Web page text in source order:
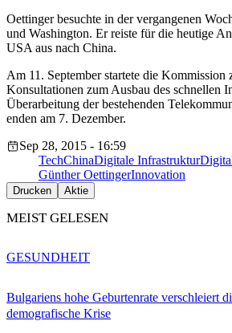
Oettinger besuchte in der vergangenen
und Washington. Er reiste für die heutige
USA aus nach China.
Am 11. September startete die
Konsultationen zum Ausbau des schnellen
Überarbeitung der bestehenden
enden am 7. Dezember.
Sep 28, 2015 - 16:59
TechChinaDigitale Infrastruktur
Günther OettingerInnovation
Drucken Aktie
MEIST GELESEN
Bulgariens hohe Geburtenrate verschleiert
demografische Krise
GESUNDHEIT